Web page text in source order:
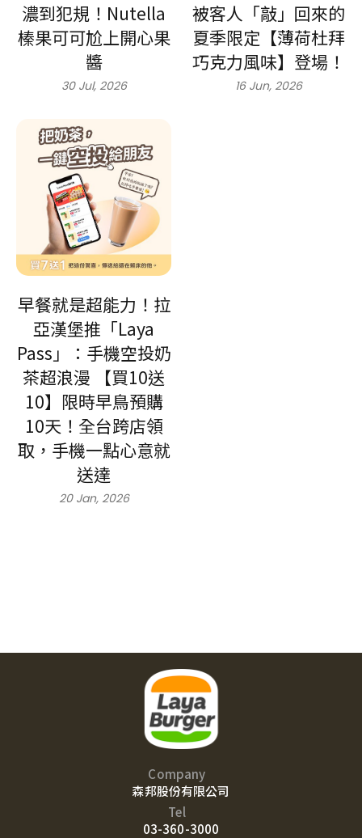
濃到犯規！Nutella
榛果可可尬上開心果
醬
30 Jul, 2026
被客人「敲」回來的
夏季限定【薄荷杜拜
巧克力風味】登場！
16 Jun, 2026
早餐就是超能力！拉
亞漢堡推「Laya
Pass」：手機空投奶
茶超浪漫 【買10送
10】限時早鳥預購
10天！全台跨店領
取，手機一點心意就
送達
20 Jan, 2026
Company
森邦股份有限公司
Tel
03-360-3000